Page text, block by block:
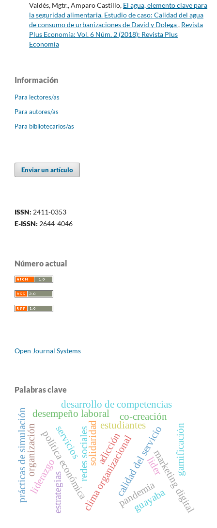
Valdés, Mgtr., Amparo Castillo, El agua, elemento clave para
la seguridad alimentaria. Estudio de caso: Calidad del agua
de consumo de urbanizaciones de David y Dolega, Revista
Plus Economía: Vol. 6 Núm. 2 (2018): Revista Plus
Economía
Información
Para lectores/as
Para autores/as
Para bibliotecarios/as
Enviar un artículo
ISSN: 2411-0353
E-ISSN: 2644-4046
Número actual
Open Journal Systems
Palabras clave
solidaridad
política económicaclima organizacionalcalidad del servicio
desempeño laboral
prácticas de simulación estrategias
desarrollo de competencias
estudiantes
marketing digital
redes sociales lider
liderazgo pandemia
gamificación
guayaba
co-creación
servicios
organización adicción